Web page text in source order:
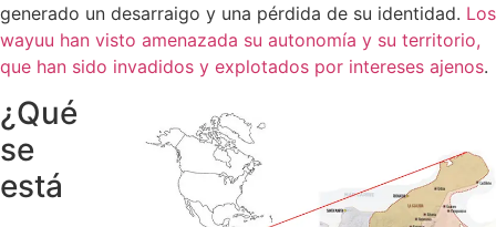
generado un desarraigo y una pérdida de su identidad. Los
wayuu han visto amenazada su autonomía y su territorio,
que han sido invadidos y explotados por intereses ajenos.
¿Qué
se
está